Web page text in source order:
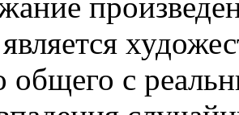
является
общего с